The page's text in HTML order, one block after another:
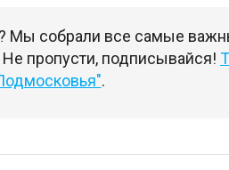
Мы собрали все самые
пропусти, подписывайся!
.